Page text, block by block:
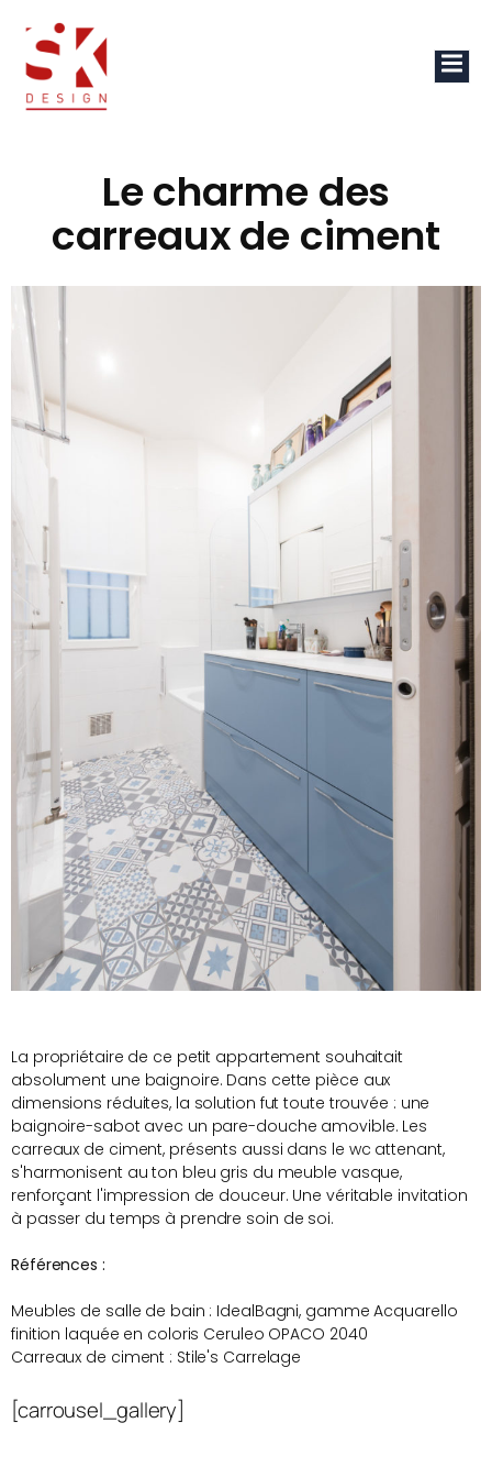
Le charme des
carreaux de ciment
La propriétaire de ce petit appartement souhaitait
absolument une baignoire. Dans cette pièce aux
dimensions réduites, la solution fut toute trouvée : une
baignoire-sabot avec un pare-douche amovible. Les
carreaux de ciment, présents aussi dans le wc attenant,
s'harmonisent au ton bleu gris du meuble vasque,
renforçant l'impression de douceur. Une véritable invitation
à passer du temps à prendre soin de soi.
Références :
Meubles de salle de bain : IdealBagni, gamme Acquarello
finition laquée en coloris Ceruleo OPACO 2040
Carreaux de ciment : Stile's Carrelage
[carrousel_gallery]